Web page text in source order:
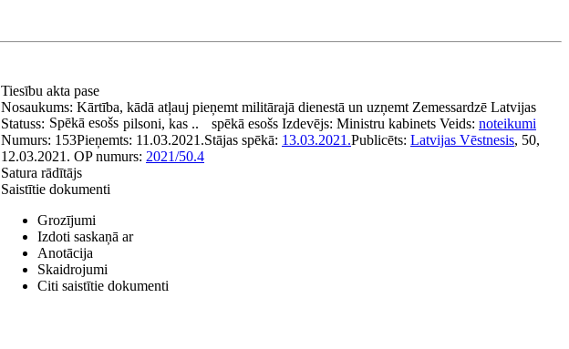
Tiesību akta pase
Nosaukums: Kārtība, kādā atļauj pieņemt militārajā dienestā un uzņemt Zemessardzē Latvijas
pilsoni, kas ..
Statuss: Spēkā esošs spēkā esošs Izdevējs: Ministru kabinets Veids: noteikumi
Numurs: 153Pieņemts: 11.03.2021.Stājas spēkā: 13.03.2021.Publicēts: Latvijas Vēstnesis, 50,
12.03.2021. OP numurs: 2021/50.4
Satura rādītājs
Saistītie dokumenti
Grozījumi
Izdoti saskaņā ar
Anotācija
Skaidrojumi
Citi saistītie dokumenti